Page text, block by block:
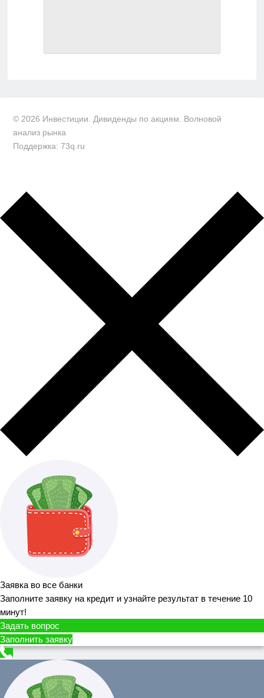
© 2026 Инвестиции. Дивиденды по акциям. Волновой
анализ рынка
Поддержка: 73q.ru
Заявка во все банки
Заполните заявку на кредит и узнайте результат в течение 10
минут!
Задать вопрос
Заполнить заявку